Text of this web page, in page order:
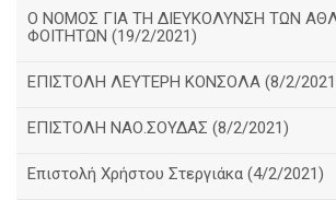
Ο ΝΟΜΟΣ ΓΙΑ ΤΗ ΔΙΕΥΚΟΛΥΝΣΗ ΤΩΝ
ΦΟΙΤΗΤΩΝ (19/2/2021)
ΕΠΙΣΤΟΛΗ ΛΕΥΤΕΡΗ ΚΟΝΣΟΛΑ (8/2/
ΕΠΙΣΤΟΛΗ ΝΑΟ.ΣΟΥΔΑΣ (8/2/2021)
Επιστολή Χρήστου Στεργιάκα (4/2/2021)